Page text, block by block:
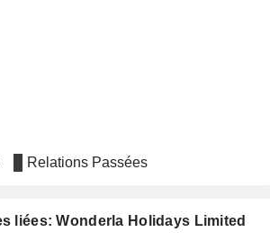
Relations Passées
liées: Wonderla Holidays Limited